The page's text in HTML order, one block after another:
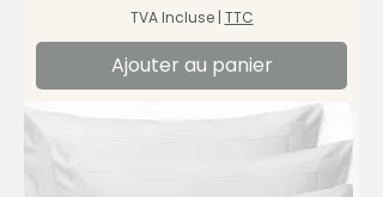
TVA Incluse| TTC
Ajouter au panier